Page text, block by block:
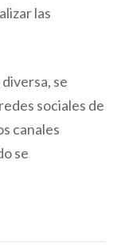
las
se
sociales de
canales
se